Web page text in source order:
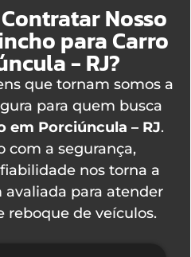
Nosso
para Carro
- RJ?
que tornam somos a
para quem busca
em Porciúncula – RJ.
com a segurança,
nos torna a
para atender
reboque de veículos.